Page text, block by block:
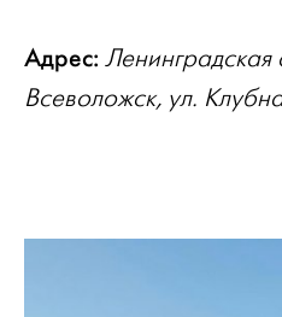
Адрес: Ленинградская
Всеволожск, ул.